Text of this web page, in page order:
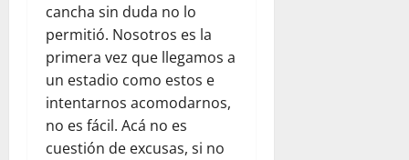
cancha sin duda no lo
permitió. Nosotros es la
primera vez que llegamos a
un estadio como estos e
intentarnos acomodarnos,
no es fácil. Acá no es
cuestión de excusas, si no